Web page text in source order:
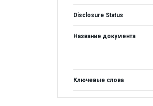
Disclosure Status
Название документа
Ключевые слова